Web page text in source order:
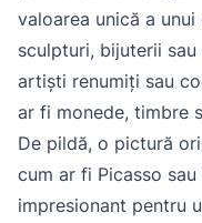
valoarea unică a
sculpturi, bijuterii
artiști renumiți sau
ar fi monede, timbre
De pildă, o pictură
cum ar fi Picasso
impresionant pentru